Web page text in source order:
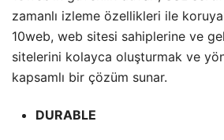
zamanlı izleme özellikleri ile
10web, web sitesi sahiplerine ve
sitelerini kolayca oluşturmak ve
kapsamlı bir çözüm sunar.
DURABLE